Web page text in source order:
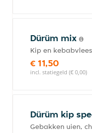
Dürüm mix
Kip en
€ 11,50
incl. statiegeld (€ 0,00)
Dürüm kip
Gebakken uien,